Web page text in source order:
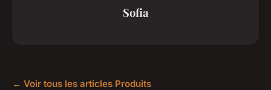
Sofia
← Voir tous les articles Produits